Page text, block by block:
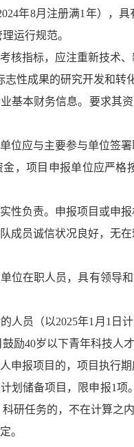
年8月注册满1年），
运行规范。
核指标，应注重新技术
性成果的研究开发和转
基本财务信息。要求其
位应与主要参与单位签
，项目申报单位应严
性负责。申报项目或申
成员诚信状况良好，无
位在职人员，具有领导
人员（以2025年1月1
励40岁以下青年科技人
申报项目的，项目执行
划储备项目，限申报1
研任务的，不在计算之内
。